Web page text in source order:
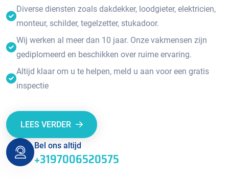
Diverse diensten zoals dakdekker, loodgieter, elektricien,
monteur, schilder, tegelzetter, stukadoor.
Wij werken al meer dan 10 jaar. Onze vakmensen zijn
gediplomeerd en beschikken over ruime ervaring.
Altijd klaar om u te helpen, meld u aan voor een gratis
inspectie
LEES VERDER
Bel ons altijd
+3197006520575